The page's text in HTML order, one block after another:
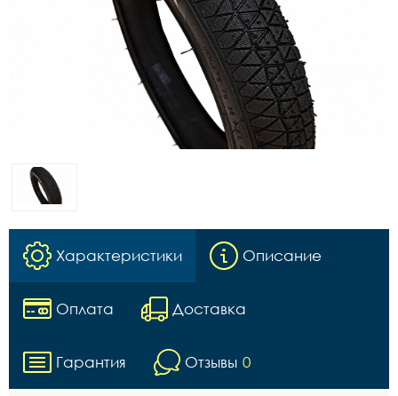
Характеристики Описание
Оплата Доставка
Гарантия Отзывы 0